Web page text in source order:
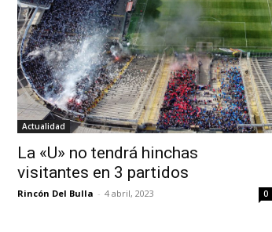
Actualidad
La «U» no tendrá hinchas
visitantes en 3 partidos
Rincón Del Bulla - 4 abril, 2023 0